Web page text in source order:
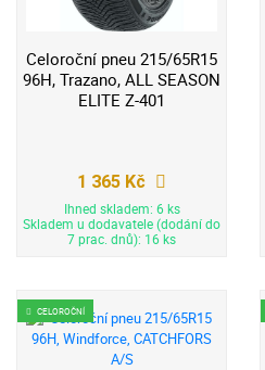
Celoroční pneu 215/65R15
96H, Trazano, ALL SEASON
ELITE Z-401
1 365 Kč
Ihned skladem: 6 ks
Skladem u dodavatele (dodání do
7 prac. dnů): 16 ks
CELOROČNÍ